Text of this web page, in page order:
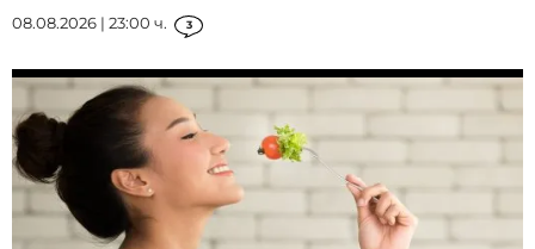
08.08.2026 | 23:00 ч. 3